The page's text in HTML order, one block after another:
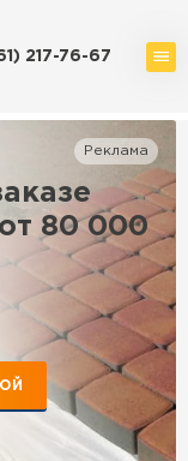
217-76-67
Реклама
80 000
плитки в